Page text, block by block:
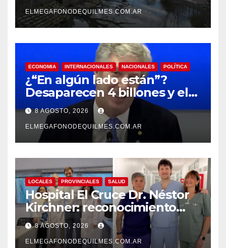
ELMEGAFONODEQUILMES.COM.AR
ECONOMIA INTERNACIONALES NACIONALES POLÍTICA
¿“En algún lado están”?
Desaparecen 4 billones y el
presidente del BCRA
responde con una risita
8 AGOSTO, 2026
ELMEGAFONODEQUILMES.COM.AR
LOCALES PROVINCIALES SALUD
Hospital El Cruce Dr. Néstor
Kirchner: reconocimiento
internacional a la calidad de
su atención
8 AGOSTO, 2026
ELMEGAFONODEQUILMES.COM.AR